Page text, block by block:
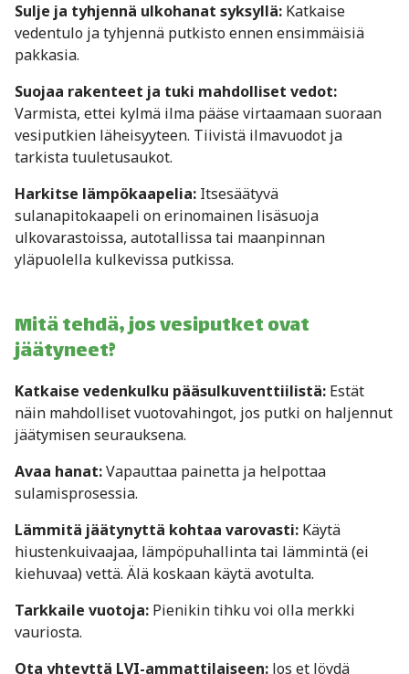
Sulje ja tyhjennä ulkohanat syksyllä: Katkaise
vedentulo ja tyhjennä putkisto ennen ensimmäisiä
pakkasia.
Suojaa rakenteet ja tuki mahdolliset vedot:
Varmista, ettei kylmä ilma pääse virtaamaan suoraan
vesiputkien läheisyyteen. Tiivistä ilmavuodot ja
tarkista tuuletusaukot.
Harkitse lämpökaapelia: Itsesäätyvä
sulanapitokaapeli on erinomainen lisäsuoja
ulkovarastoissa, autotallissa tai maanpinnan
yläpuolella kulkevissa putkissa.
Mitä tehdä, jos vesiputket ovat
jäätyneet?
Katkaise vedenkulku pääsulkuventtiilistä: Estät
näin mahdolliset vuotovahingot, jos putki on haljennut
jäätymisen seurauksena.
Avaa hanat:Vapauttaa painetta ja helpottaa
sulamisprosessia.
Lämmitä jäätynyttä kohtaa varovasti: Käytä
hiustenkuivaajaa, lämpöpuhallinta tai lämmintä (ei
kiehuvaa) vettä. Älä koskaan käytä avotulta.
Tarkkaile vuotoja: Pienikin tihku voi olla merkki
vauriosta.
Ota yhteyttä LVI-ammattilaiseen: Jos et löydä